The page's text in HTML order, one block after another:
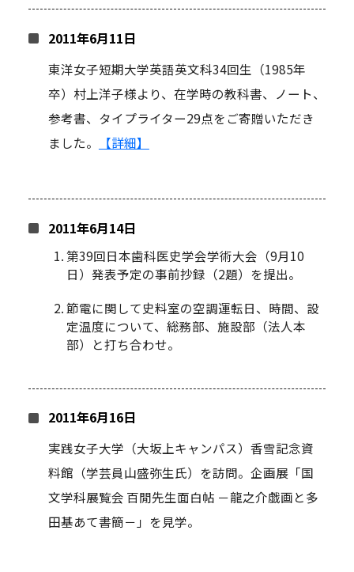
2011年6月11日
東洋女子短期大学英語英文科34回生（1985年
卒）村上洋子様より、在学時の教科書、ノート、
参考書、タイプライター29点をご寄贈いただき
ました。
【詳細】
2011年6月14日
第39回日本歯科医史学会学術大会（9月10
日）発表予定の事前抄録（2題）を提出。
節電に関して史料室の空調運転日、時間、設
定温度について、総務部、施設部（法人本
部）と打ち合わせ。
2011年6月16日
実践女子大学（大坂上キャンパス）香雪記念資
料館（学芸員山盛弥生氏）を訪問。企画展「国
文学科展覧会 百閒先生面白帖 －龍之介戯画と多
田基あて書簡－」を見学。